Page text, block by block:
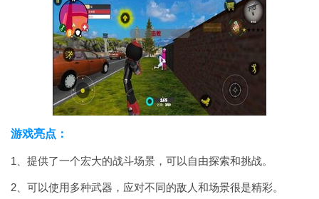
游戏亮点：
1、提供了一个宏大的战斗场景，可以自由探索和挑战。
2、可以使用多种武器，应对不同的敌人和场景很是精彩。